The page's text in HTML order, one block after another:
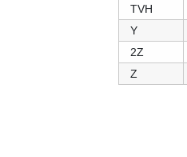
TVH
Y
2Z
Z